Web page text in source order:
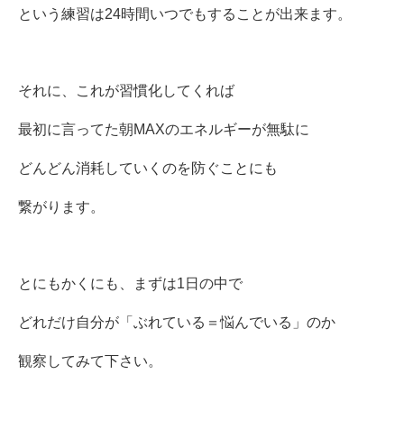
という練習は24時間いつでもすることが出来ます。
それに、これが習慣化してくれば
最初に言ってた朝MAXのエネルギーが無駄に
どんどん消耗していくのを防ぐことにも
繋がります。
とにもかくにも、まずは1日の中で
どれだけ自分が「ぶれている＝悩んでいる」のか
観察してみて下さい。